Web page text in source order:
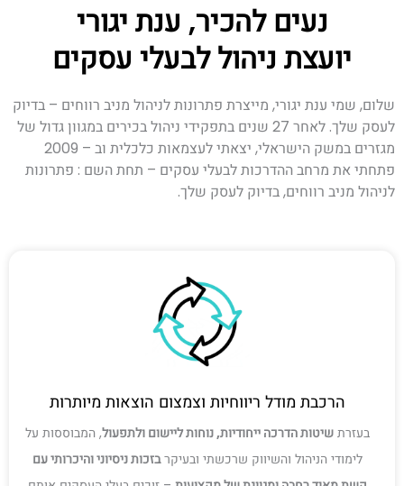
נעים להכיר, ענת יגורי
יועצת ניהול לבעלי עסקים
שלום, שמי ענת יגורי, מייצרת פתרונות לניהול מניב רווחים – בדיוק
לעסק שלך. לאחר 27 שנים בתפקידי ניהול בכירים במגוון גדול של
מגזרים במשק הישראלי, יצאתי לעצמאות כלכלית וב – 2009
פתחתי את מרחב ההדרכות לבעלי עסקים – תחת השם : פתרונות
לניהול מניב רווחים, בדיוק לעסק שלך.
הרכבת מודל ריווחיות וצמצום הוצאות מיותרות
בעזרת שיטות הדרכה ייחודיות, נוחות ליישום ולתפעול, המבוססות על
לימודי הניהול והשיווק שרכשתי ובעיקרבזכות ניסיוני והיכרותי עם